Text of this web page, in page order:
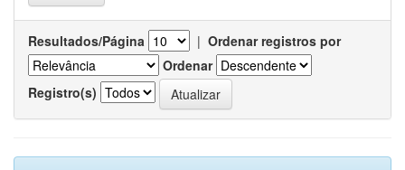
Resultados/Página | Ordenar registros por
Ordenar
Registro(s)